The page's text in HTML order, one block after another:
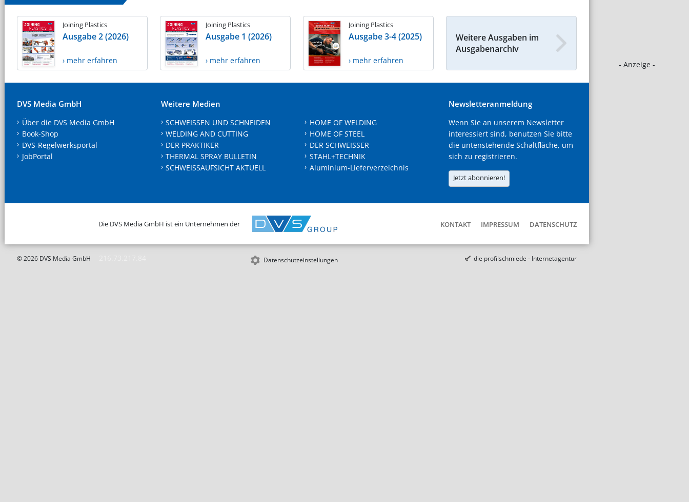
- Anzeige -
Joining Plastics
Ausgabe 2 (2026)
› mehr erfahren
Joining Plastics
Ausgabe 1 (2026)
› mehr erfahren
Joining Plastics
Ausgabe 3-4 (2025)
› mehr erfahren
Weitere Ausgaben im
Ausgabenarchiv
DVS Media GmbH
Über die DVS Media GmbH
Book-Shop
DVS-Regelwerksportal
JobPortal
Weitere Medien
SCHWEISSEN UND SCHNEIDEN
WELDING AND CUTTING
DER PRAKTIKER
THERMAL SPRAY BULLETIN
SCHWEISSAUFSICHT AKTUELL
HOME OF WELDING
HOME OF STEEL
DER SCHWEISSER
STAHL+TECHNIK
Aluminium-Lieferverzeichnis
Newsletteranmeldung
Wenn Sie an unserem Newsletter
interessiert sind, benutzen Sie bitte
die untenstehende Schaltfläche, um
sich zu registrieren.
Jetzt abonnieren!
Die DVS Media GmbH ist ein Unternehmen der KONTAKT IMPRESSUM DATENSCHUTZ
© 2026 DVS Media GmbH Datenschutzeinstellungen die profilschmiede - Internetagentur